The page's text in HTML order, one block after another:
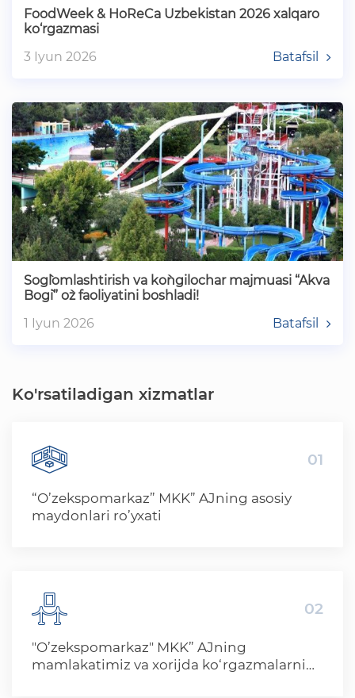
FoodWeek & HoReCa Uzbekistan 2026 xalqaro
ko‘rgazmasi
3 Iyun 2026
Batafsil
Sog`lomlashtirish va ko`ngilochar majmuasi “Akva
Bog`i” o`z faoliyatini boshladi!
1 Iyun 2026
Batafsil
Ko'rsatiladigan xizmatlar
01
“O’zekspomarkaz” MKK” AJning asosiy
maydonlari ro’yxati
02
"O’zekspomarkaz" MKK” AJning
mamlakatimiz va xorijda ko‘rgazmalarni